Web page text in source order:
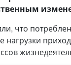
что
нагрузки